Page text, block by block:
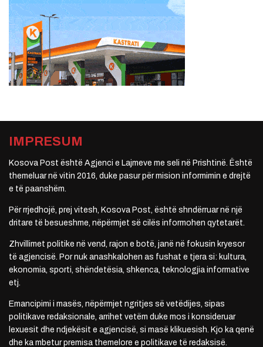
IMPRESUM
Kosova Post është Agjenci e Lajmeve me seli në Prishtinë. Është
themeluar në vitin 2016, duke pasur për mision informimin e drejtë
e të paanshëm.
Për rrjedhojë, prej vitesh, Kosova Post, është shndërruar në një
dritare të besueshme, nëpërmjet së cilës informohen qytetarët.
Zhvillimet politike në vend, rajon e botë, janë në fokusin kryesor
të agjencisë. Por nuk anashkalohen as fushat e tjera si: kultura,
ekonomia, sporti, shëndetësia, shkenca, teknologjia informative
etj.
Emancipimi i masës, nëpërmjet ngritjes së vetëdijes, sipas
politikave redaksionale, arrihet vetëm duke mos i konsideruar
lexuesit dhe ndjekësit e agjencisë, si masë klikuesish. Kjo ka qenë
dhe ka mbetur premisa themelore e politikave të redaksisë.